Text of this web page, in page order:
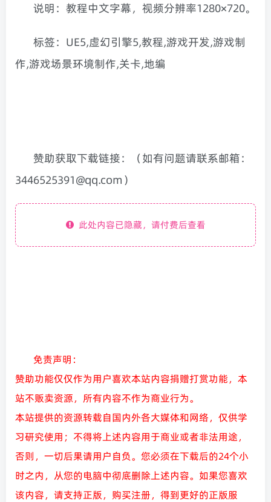
说明：教程中文字幕，视频分辨率1280×720。
标签：UE5,虚幻引擎5,教程,游戏开发,游戏制
作,游戏场景环境制作,关卡,地编
赞助获取下载链接：（如有问题请联系邮箱：
3446525391@qq.com）
此处内容已隐藏，请付费后查看
免责声明：
赞助功能仅仅作为用户喜欢本站内容捐赠打赏功能，本
站不贩卖资源，所有内容不作为商业行为。
本站提供的资源转载自国内外各大媒体和网络，仅供学
习研究使用；不得将上述内容用于商业或者非法用途，
否则，一切后果请用户自负。您必须在下载后的24个小
时之内，从您的电脑中彻底删除上述内容。如果您喜欢
该内容，请支持正版，购买注册，得到更好的正版服